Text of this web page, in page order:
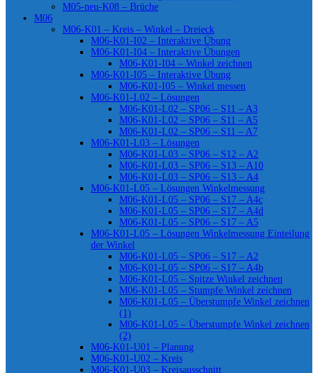
M05-neu-K08 – Brüche
M06
M06-K01 – Kreis – Winkel – Dreieck
M06-K01-I02 – Interaktive Übung
M06-K01-I04 – Interaktive Übungen
M06-K01-I04 – Winkel zeichnen
M06-K01-I05 – Interaktive Übung
M06-K01-I05 – Winkel messen
M06-K01-L02 – Lösungen
M06-K01-L02 – SP06 – S11 – A3
M06-K01-L02 – SP06 – S11 – A5
M06-K01-L02 – SP06 – S11 – A7
M06-K01-L03 – Lösungen
M06-K01-L03 – SP06 – S12 – A2
M06-K01-L03 – SP06 – S13 – A10
M06-K01-L03 – SP06 – S13 – A4
M06-K01-L05 – Lösungen Winkelmessung
M06-K01-L05 – SP06 – S17 – A4c
M06-K01-L05 – SP06 – S17 – A4d
M06-K01-L05 – SP06 – S17 – A5
M06-K01-L05 – Lösungen Winkelmessung Einteilung
der Winkel
M06-K01-L05 – SP06 – S17 – A2
M06-K01-L05 – SP06 – S17 – A4b
M06-K01-L05 – Spitze Winkel zeichnen
M06-K01-L05 – Stumpfe Winkel zeichnen
M06-K01-L05 – Überstumpfe Winkel zeichnen
(1)
M06-K01-L05 – Überstumpfe Winkel zeichnen
(2)
M06-K01-U01 – Planung
M06-K01-U02 – Kreis
M06-K01-U03 – Kreisausschnitt